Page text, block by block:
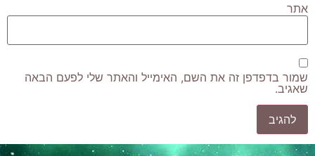
אתר
שמור בדפדפן זה את השם, האימייל והאתר שלי לפעם הבאה
שאגיב.